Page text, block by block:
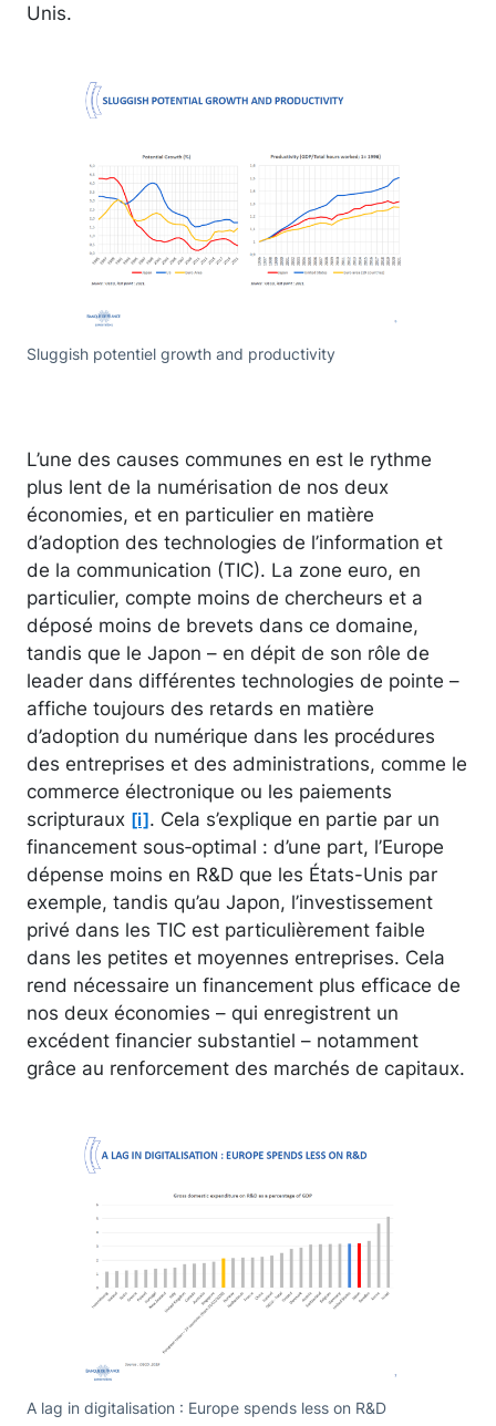
Unis.
Sluggish potentiel growth and productivity
L’une des causes communes en est le rythme
plus lent de la numérisation de nos deux
économies, et en particulier en matière
d’adoption des technologies de l’information et
de la communication (TIC). La zone euro, en
particulier, compte moins de chercheurs et a
déposé moins de brevets dans ce domaine,
tandis que le Japon – en dépit de son rôle de
leader dans différentes technologies de pointe –
affiche toujours des retards en matière
d’adoption du numérique dans les procédures
des entreprises et des administrations, comme le
commerce électronique ou les paiements
scripturaux [i]. Cela s’explique en partie par un
financement sous‑optimal : d’une part, l’Europe
dépense moins en R&D que les États-Unis par
exemple, tandis qu’au Japon, l’investissement
privé dans les TIC est particulièrement faible
dans les petites et moyennes entreprises. Cela
rend nécessaire un financement plus efficace de
nos deux économies – qui enregistrent un
excédent financier substantiel – notamment
grâce au renforcement des marchés de capitaux.
A lag in digitalisation : Europe spends less on R&D